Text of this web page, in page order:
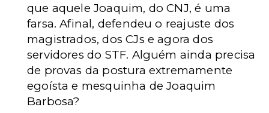
que aquele Joaquim, do CNJ, é uma
farsa. Afinal, defendeu o reajuste dos
magistrados, dos CJs e agora dos
servidores do STF. Alguém ainda precisa
de provas da postura extremamente
egoísta e mesquinha de Joaquim
Barbosa?